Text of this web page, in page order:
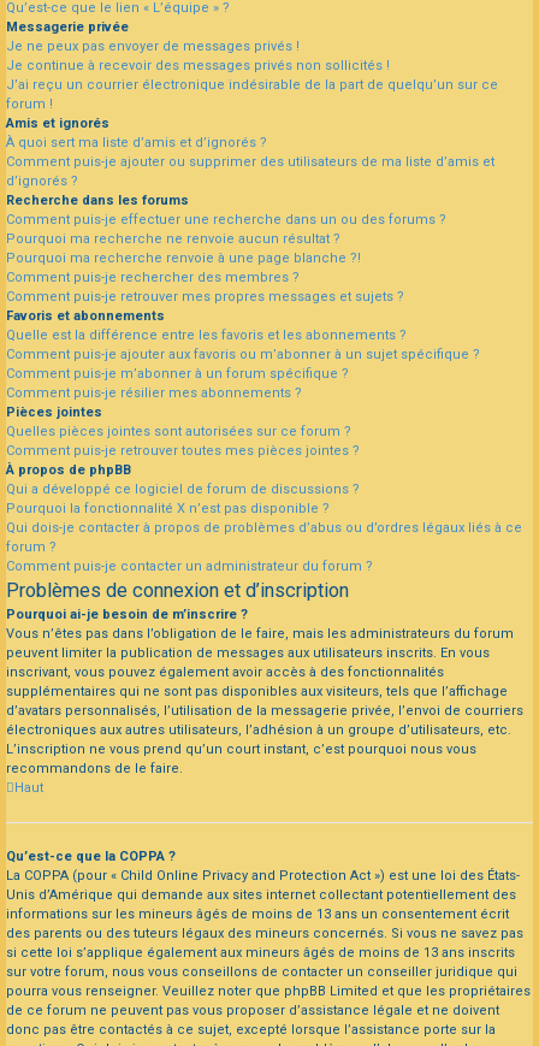
Qu’est-ce que le lien « L’équipe » ?
Messagerie privée
Je ne peux pas envoyer de messages privés !
Je continue à recevoir des messages privés non sollicités !
J’ai reçu un courrier électronique indésirable de la part de quelqu’un sur ce
forum !
Amis et ignorés
À quoi sert ma liste d’amis et d’ignorés ?
Comment puis-je ajouter ou supprimer des utilisateurs de ma liste d’amis et
d’ignorés ?
Recherche dans les forums
Comment puis-je effectuer une recherche dans un ou des forums ?
Pourquoi ma recherche ne renvoie aucun résultat ?
Pourquoi ma recherche renvoie à une page blanche ?!
Comment puis-je rechercher des membres ?
Comment puis-je retrouver mes propres messages et sujets ?
Favoris et abonnements
Quelle est la différence entre les favoris et les abonnements ?
Comment puis-je ajouter aux favoris ou m’abonner à un sujet spécifique ?
Comment puis-je m’abonner à un forum spécifique ?
Comment puis-je résilier mes abonnements ?
Pièces jointes
Quelles pièces jointes sont autorisées sur ce forum ?
Comment puis-je retrouver toutes mes pièces jointes ?
À propos de phpBB
Qui a développé ce logiciel de forum de discussions ?
Pourquoi la fonctionnalité X n’est pas disponible ?
Qui dois-je contacter à propos de problèmes d’abus ou d’ordres légaux liés à ce
forum ?
Comment puis-je contacter un administrateur du forum ?
Problèmes de connexion et d’inscription
Pourquoi ai-je besoin de m’inscrire ?
Vous n’êtes pas dans l’obligation de le faire, mais les administrateurs du forum
peuvent limiter la publication de messages aux utilisateurs inscrits. En vous
inscrivant, vous pouvez également avoir accès à des fonctionnalités
supplémentaires qui ne sont pas disponibles aux visiteurs, tels que l’affichage
d’avatars personnalisés, l’utilisation de la messagerie privée, l’envoi de courriers
électroniques aux autres utilisateurs, l’adhésion à un groupe d’utilisateurs, etc.
L’inscription ne vous prend qu’un court instant, c’est pourquoi nous vous
recommandons de le faire.
Haut
Qu’est-ce que la COPPA ?
La COPPA (pour « Child Online Privacy and Protection Act ») est une loi des États-
Unis d’Amérique qui demande aux sites internet collectant potentiellement des
informations sur les mineurs âgés de moins de 13 ans un consentement écrit
des parents ou des tuteurs légaux des mineurs concernés. Si vous ne savez pas
si cette loi s’applique également aux mineurs âgés de moins de 13 ans inscrits
sur votre forum, nous vous conseillons de contacter un conseiller juridique qui
pourra vous renseigner. Veuillez noter que phpBB Limited et que les propriétaires
de ce forum ne peuvent pas vous proposer d’assistance légale et ne doivent
donc pas être contactés à ce sujet, excepté lorsque l’assistance porte sur la